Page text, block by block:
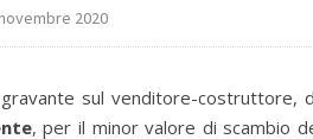
2020
sul venditore-costruttore,
, per il minor valore di scambio